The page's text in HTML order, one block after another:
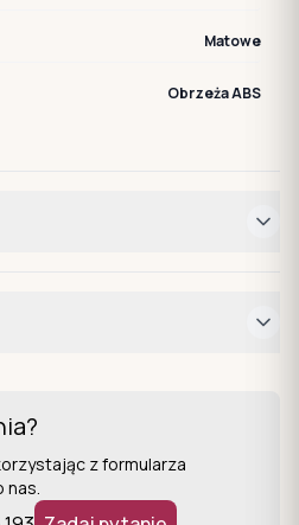
Matowe
Obrzeża ABS
z formularza
nas.